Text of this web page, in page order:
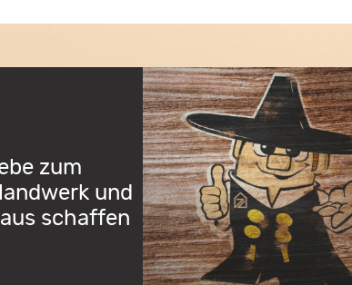
zum
und
schaffen